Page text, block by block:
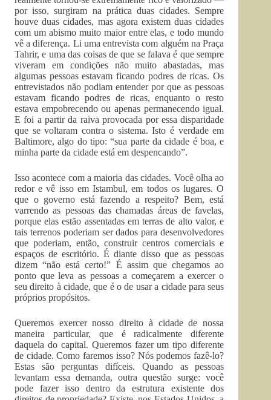
por isso, surgiram na prática duas cidades. Sempre
houve duas cidades, mas agora existem duas cidades
com um abismo muito maior entre elas, e todo mundo
vê a diferença. Li uma entrevista com alguém na Praça
Tahrir, e uma das coisas de que se falava é que sempre
viveram em condições não muito abastadas, mas
algumas pessoas estavam ficando podres de ricas. Os
entrevistados não podiam entender por que as pessoas
estavam ficando podres de ricas, enquanto o resto
estava empobrecendo ou apenas permanecendo igual.
E foi a partir da raiva provocada por essa disparidade
que se voltaram contra o sistema. Isto é verdade em
Baltimore, algo do tipo: “sua parte da cidade é boa, e
minha parte da cidade está em despencando”.
Isso acontece com a maioria das cidades. Você olha ao
redor e vê isso em Istambul, em todos os lugares. O
que o governo está fazendo a respeito? Bem, está
varrendo as pessoas das chamadas áreas de favelas,
porque elas estão assentadas em terras de alto valor, e
tais terrenos poderiam ser dados para desenvolvedores
que poderiam, então, construir centros comerciais e
espaços de escritório. É diante disso que as pessoas
dizem “não está certo!” É assim que chegamos ao
ponto que leva as pessoas a começarem a exercer o
seu direito à cidade, que é o de usar a cidade para seus
próprios propósitos.
Queremos exercer nosso direito à cidade de nossa
maneira particular, que é radicalmente diferente
daquela do capital. Queremos fazer um tipo diferente
de cidade. Como faremos isso? Nós podemos fazê-lo?
Estas são perguntas difíceis. Quando as pessoas
levantam essa demanda, outra questão surge: você
pode fazer isso dentro da estrutura existente dos